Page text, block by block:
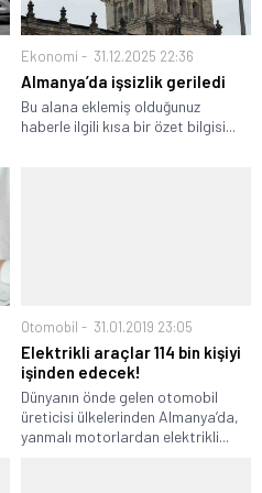
Ekonomi 31.12.2025 22:36
Almanya’da işsizlik geriledi
Bu alana eklemiş olduğunuz
haberle ilgili kısa bir özet bilgisi...
Otomobil 31.01.2019 23:05
Elektrikli araçlar 114 bin kişiyi
işinden edecek!
Dünyanın önde gelen otomobil
üreticisi ülkelerinden Almanya’da,
yanmalı motorlardan elektrikli...